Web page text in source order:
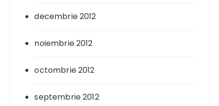
decembrie 2012
noiembrie 2012
octombrie 2012
septembrie 2012